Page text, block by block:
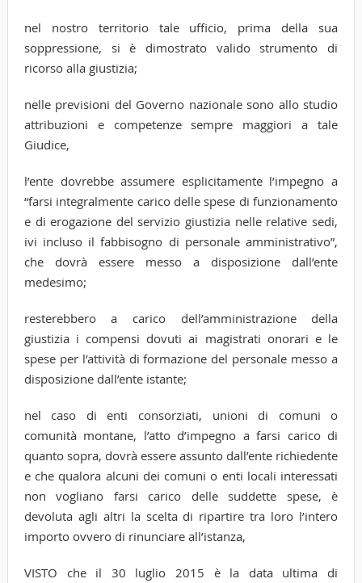
nel nostro territorio tale ufficio, prima della sua
soppressione, si è dimostrato valido strumento di
ricorso alla giustizia;
nelle previsioni del Governo nazionale sono allo studio
attribuzioni e competenze sempre maggiori a tale
Giudice,
l’ente dovrebbe assumere esplicitamente l’impegno a
“farsi integralmente carico delle spese di funzionamento
e di erogazione del servizio giustizia nelle relative sedi,
ivi incluso il fabbisogno di personale amministrativo”,
che dovrà essere messo a disposizione dall’ente
medesimo;
resterebbero a carico dell’amministrazione della
giustizia i compensi dovuti ai magistrati onorari e le
spese per l’attività di formazione del personale messo a
disposizione dall’ente istante;
nel caso di enti consorziati, unioni di comuni o
comunità montane, l’atto d’impegno a farsi carico di
quanto sopra, dovrà essere assunto dall’ente richiedente
e che qualora alcuni dei comuni o enti locali interessati
non vogliano farsi carico delle suddette spese, è
devoluta agli altri la scelta di ripartire tra loro l’intero
importo ovvero di rinunciare all’istanza,
VISTO che il 30 luglio 2015 è la data ultima di